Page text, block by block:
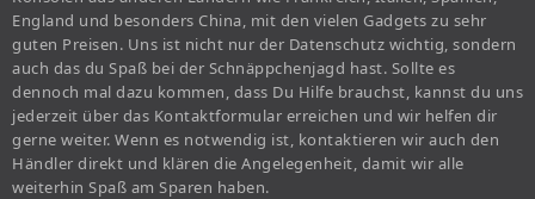
England und besonders China, mit den vielen Gadgets zu sehr
guten Preisen. Uns ist nicht nur der Datenschutz wichtig, sondern
auch das du Spaß bei der Schnäppchenjagd hast. Sollte es
dennoch mal dazu kommen, dass Du Hilfe brauchst, kannst du uns
jederzeit über das Kontaktformular erreichen und wir helfen dir
gerne weiter. Wenn es notwendig ist, kontaktieren wir auch den
Händler direkt und klären die Angelegenheit, damit wir alle
weiterhin Spaß am Sparen haben.